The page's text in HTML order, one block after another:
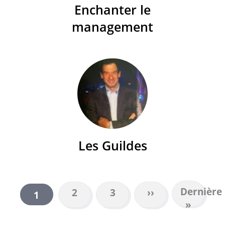
Enchanter le
management
Les Guildes
PAGINATION
Page
courante
1 Page
2 Page
3
Page
suivante
››
Dernière
page
Dernière
»